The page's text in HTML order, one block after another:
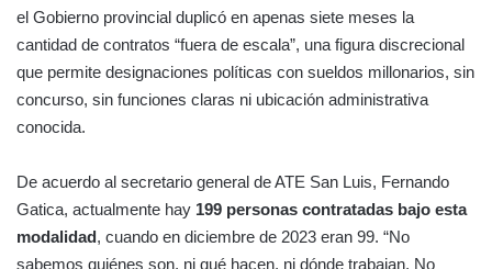
el Gobierno provincial duplicó en apenas siete meses la
cantidad de contratos “fuera de escala”, una figura discrecional
que permite designaciones políticas con sueldos millonarios, sin
concurso, sin funciones claras ni ubicación administrativa
conocida.
De acuerdo al secretario general de ATE San Luis, Fernando
Gatica, actualmente hay 199 personas contratadas bajo esta
modalidad, cuando en diciembre de 2023 eran 99. “No
sabemos quiénes son, ni qué hacen, ni dónde trabajan. No